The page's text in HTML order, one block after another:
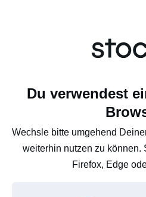
Du verwendest
Wechsle bitte umgehend
weiterhin nutzen zu können.
Firefox, Edge